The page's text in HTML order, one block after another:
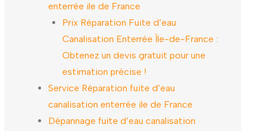
enterrée ile de France
Prix Réparation Fuite d’eau
Canalisation Enterrée Île-de-France :
Obtenez un devis gratuit pour une
estimation précise !
Service Réparation fuite d’eau
canalisation enterrée ile de France
Dépannage fuite d’eau canalisation